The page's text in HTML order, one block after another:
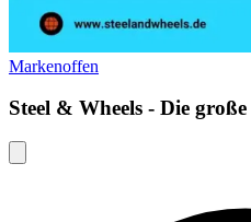
Markenoffen
Steel & Wheels - Die